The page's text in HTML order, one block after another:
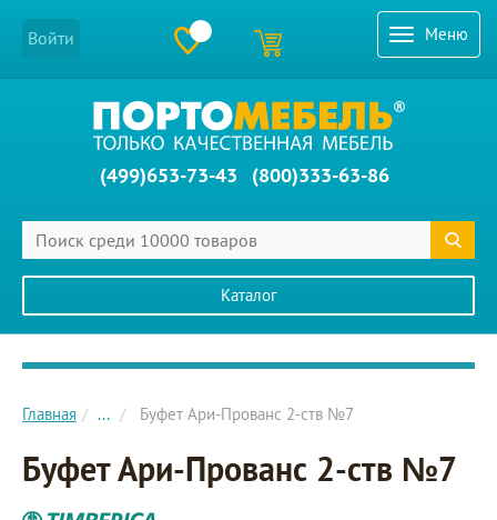
Меню
Войти
(499)653-73-43 (800)333-63-86
Каталог
Главное меню сайта
Главная ... Буфет Ари-Прованс 2-ств №7
Буфет Ари-Прованс 2-ств №7